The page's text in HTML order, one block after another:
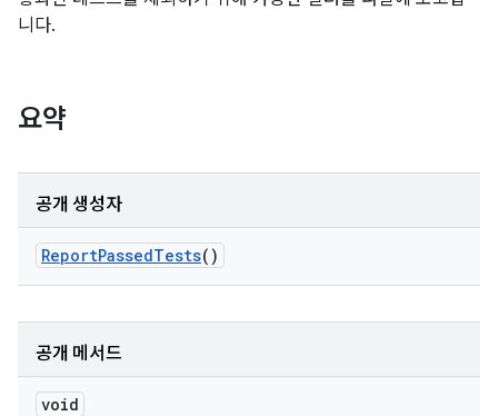
니다.
요약
공개 생성자
ReportPassedTests()
공개 메서드
void